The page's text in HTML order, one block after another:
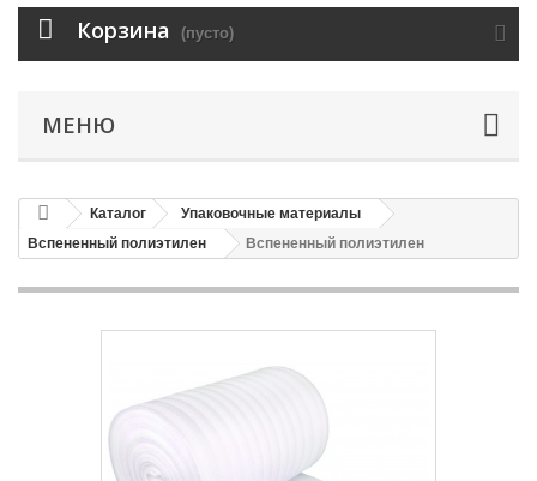
Корзина (пусто)
МЕНЮ
Каталог
Упаковочные материалы
Вспененный полиэтилен
Вспененный полиэтилен